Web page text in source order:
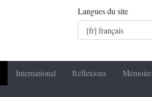
Langues du site
International Réflexions Mémoire